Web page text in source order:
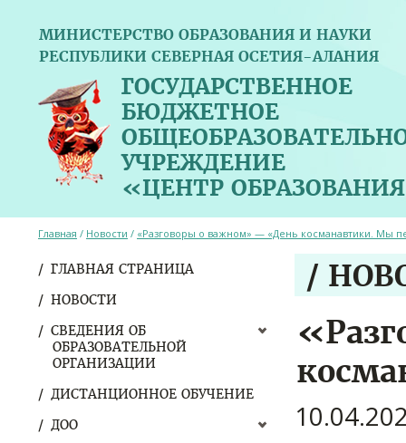
МИНИСТЕРСТВО ОБРАЗОВАНИЯ И НАУКИ
РЕСПУБЛИКИ СЕВЕРНАЯ ОСЕТИЯ-АЛАНИЯ
ГОСУДАРСТВЕННОЕ
БЮДЖЕТНОЕ
УЧРЕЖДЕНИЕ
«ЦЕНТР
ГЛАВНАЯ СТРАНИЦА
НОВОСТИ
СВЕДЕНИЯ ОБ
ОБРАЗОВАТЕЛЬНОЙ
ОРГАНИЗАЦИИ
ДИСТАНЦИОННОЕ ОБУЧЕНИЕ
ДОО
Главная / Новости / «Разговоры о важном» — «День косманавтики. Мы
/